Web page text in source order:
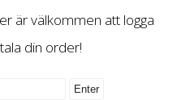
är välkommen att logga
din order!